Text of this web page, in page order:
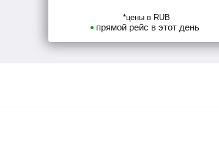
*цены в RUB
прямой рейс в этот день